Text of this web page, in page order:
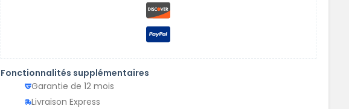
Fonctionnalités supplémentaires
Garantie de 12 mois
Livraison Express